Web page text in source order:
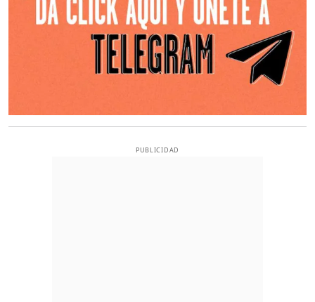
PUBLICIDAD